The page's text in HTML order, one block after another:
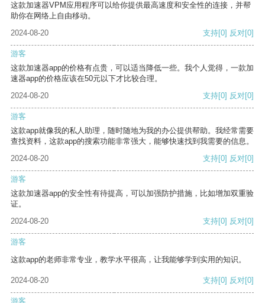
这款加速器VPM应用程序可以给你提供最高速度和安全性的连接，并帮
助你在网络上自由移动。
2024-08-20
支持[0] 反对[0]
游客
这款加速器app的价格有点贵，可以适当降低一些。我个人觉得，一款加
速器app的价格应该在50元以下才比较合理。
2024-08-20
支持[0] 反对[0]
游客
这款app就像我的私人助理，随时随地为我的办公提供帮助。我经常需要
查找资料，这款app的搜索功能非常强大，能够快速找到我需要的信息。
2024-08-20
支持[0] 反对[0]
游客
这款加速器app的安全性有待提高，可以加强防护措施，比如增加双重验
证。
2024-08-20
支持[0] 反对[0]
游客
这款app的老师非常专业，教学水平很高，让我能够学到实用的知识。
2024-08-20 支持[0] 反对[0]
游客